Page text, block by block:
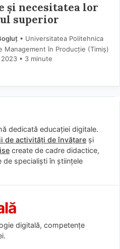
și necesitatea lor
superior
• Universitatea Politehnica
Management în Producție (Timiş)
• 3 minute
dedicată educației digitale.
de activități de învățare și
create de cadre didactice,
de specialiști în științele
digitală, competențe